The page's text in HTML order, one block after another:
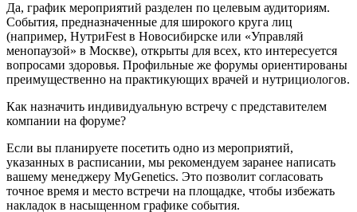
Да, график мероприятий разделен по целевым аудиториям.
События, предназначенные для широкого круга лиц
(например, НутриFest в Новосибирске или «Управляй
менопаузой» в Москве), открыты для всех, кто интересуется
вопросами здоровья. Профильные же форумы ориентированы
преимущественно на практикующих врачей и нутрициологов.
Как назначить индивидуальную встречу с представителем
компании на форуме?
Если вы планируете посетить одно из мероприятий,
указанных в расписании, мы рекомендуем заранее написать
вашему менеджеру MyGenetics. Это позволит согласовать
точное время и место встречи на площадке, чтобы избежать
накладок в насыщенном графике события.